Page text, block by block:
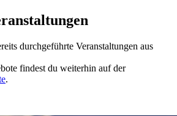
durchgeführte Veranstaltungen aus
findest du weiterhin auf der
.